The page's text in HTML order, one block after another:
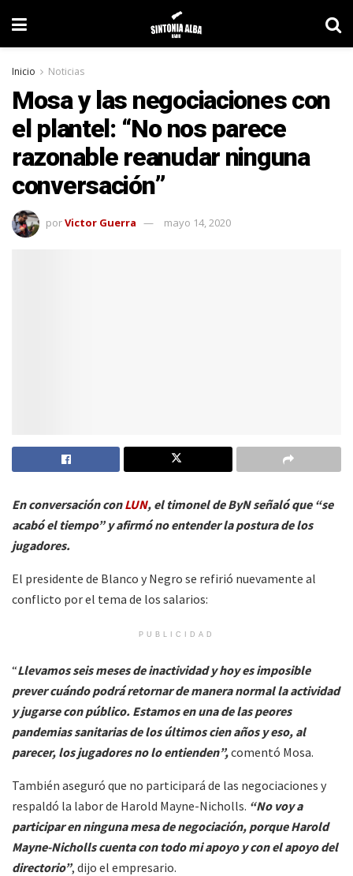
Inicio Noticias
Mosa y las negociaciones con
el plantel: “No nos parece
razonable reanudar ninguna
conversación”
porVictor Guerra mayo 14, 2020
En conversación conLUN, el timonel de ByN señaló que “se
acabó el tiempo” y afirmó no entender la postura de los
jugadores.
El presidente de Blanco y Negro se refirió nuevamente al
conflicto por el tema de los salarios:
PUBLICIDAD
“Llevamos seis meses de inactividad y hoy es imposible
prever cuándo podrá retornar de manera normal la actividad
y jugarse con público. Estamos en una de las peores
pandemias sanitarias de los últimos cien años y eso, al
parecer, los jugadores no lo entienden”,comentó Mosa.
También aseguró que no participará de las negociaciones y
respaldó la labor de Harold Mayne-Nicholls. “No voy a
participar en ninguna mesa de negociación, porque Harold
Mayne-Nicholls cuenta con todo mi apoyo y con el apoyo del
directorio”, dijo el empresario.